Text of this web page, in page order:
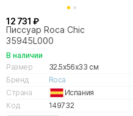
12 731 ₽
Писсуар Roca Chic
35945L000
В наличии
Размер
32.5x56x33 см
Бренд
Roca
Страна
Испания
Код
149732